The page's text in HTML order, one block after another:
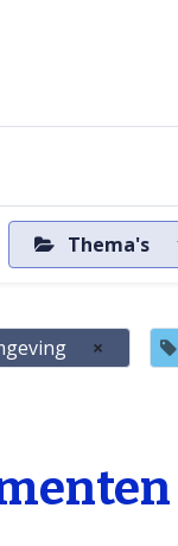
Thema's
×